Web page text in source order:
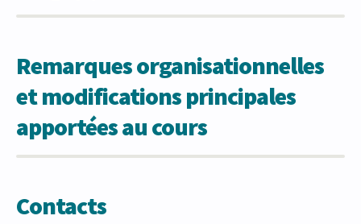
Remarques organisationnelles
et modifications principales
apportées au cours
Contacts